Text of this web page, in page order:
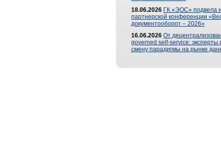
18.06.2026 ГК «ЭОС» подвела
партнерской конференции
документооборот – 2026»
16.06.2026 От
governed self-service: эксперты
смену парадигмы на рынке